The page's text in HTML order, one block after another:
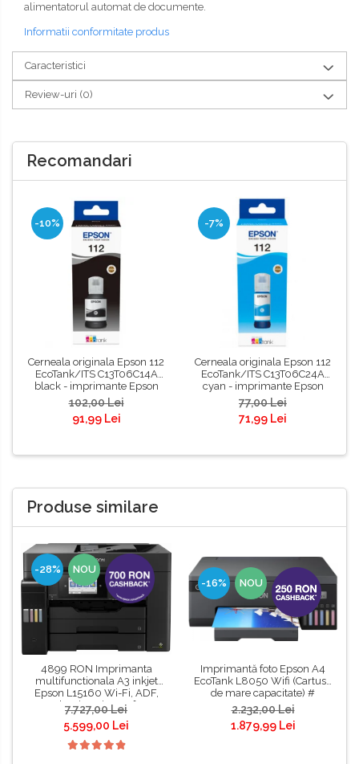
alimentatorul automat de documente.
Informatii conformitate produs
Caracteristici
Review-uri (0)
Recomandari
-10%
Cerneala originala Epson 112
EcoTank/ITS C13T06C14A
black - imprimante Epson
L6460, L6490, L6550,
L6570, L6580, L11160,
L15150, L15160, M15140,
102,00 Lei
91,99 Lei
-7%
Cerneala originala Epson 112
EcoTank/ITS C13T06C24A
cyan - imprimante Epson
L6460, L6490, L6550,
L6570, L6580, L11160,
L15150, L15160, L15180
77,00 Lei
71,99 Lei
Produse similare
-28% NOU
4899 RON Imprimanta
multifunctionala A3 inkjet
Epson L15160 Wi-Fi, ADF,
Duplex, imprimare fata-
verso, scanare fata-verso,
copiere si fax #
7.727,00 Lei
5.599,00 Lei
-16% NOU
Imprimantă foto Epson A4
EcoTank L8050 Wifi (Cartuse
de mare capacitate) #
2.232,00 Lei
1.879,99 Lei